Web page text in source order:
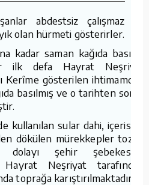
abdestsiz çalışmaz ve
olan hürmeti gösterirler.
kadar saman kağıda basılan
ilk defa Hayrat Neşriyat
Kerîme gösterilen ihtimamdan
basılmış ve o tarihten sonra
kullanılan sular dahi, içerisine
dökülen mürekkepler tozlar
dolayı şehir şebekesine
Hayrat Neşriyat tarafından
toprağa karıştırılmaktadır.